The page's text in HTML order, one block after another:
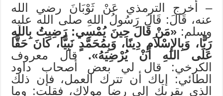
– أخرج الترمذي عَنْ ثَوْبَانَ رضي الله
عنه، قَالَ: قَالَ رَسُولُ اللهِ صلى الله عليه
وسلم: «مَنْ قَالَ حِينَ يُمْسِي: رَضِيتُ بِاللهِ
رَبًّا، وَبِالإِسْلاَمِ دِينًا، وَبِمُحَمَّدٍ نَبِيًّا، كَانَ حَقًّا
عَلَى اللهِ أَنْ يُرْضِيَهُ». قال معروف
الكرخي: قال لي بعض أصحاب داود
الطائي: إياك أن تترك العمل، فإن ذلك
الذي يقربك إلى رضا مولاك، فقلت: وما